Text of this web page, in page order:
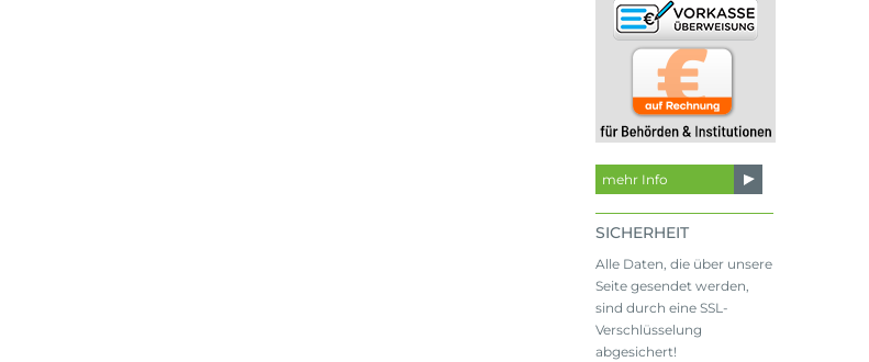
mehr Info
SICHERHEIT
Alle Daten, die über unsere
Seite gesendet werden,
sind durch eine SSL-
Verschlüsselung
abgesichert!